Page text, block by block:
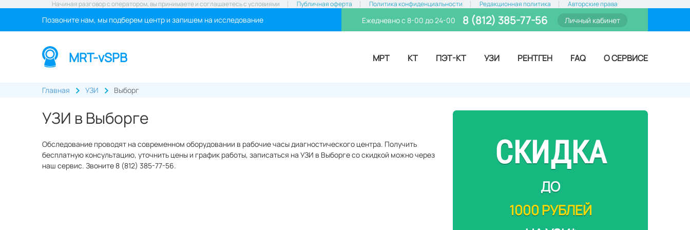
Начиная разговор с оператором, вы принимаете и соглашаетесь с условиями Публичная оферта Политика конфиденциальности Редакционная политика Авторские права
Позвоните нам, мы подберем центр и запишем на исследование Ежедневно с 8-00 до 24-00 8 (812) 385-77-56 Личный кабинет
MRT-vSPB МРТ КТ ПЭТ-КТ УЗИ РЕНТГЕН FAQ О СЕРВИСЕ
Главная УЗИ Выборг
УЗИ в Выборге
Обследование проводят на современном оборудовании в рабочие часы диагностического центра. Получить
бесплатную консультацию, уточнить цены и график работы, записаться на УЗИ в Выборге со скидкой можно через
наш сервис. Звоните 8 (812) 385-77-56.
СКИДКА
ДО
1000 РУБЛЕЙ